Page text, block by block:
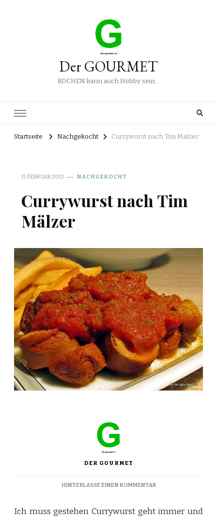
Der GOURMET
KOCHEN kann auch Hobby sein…
Startseite Nachgekocht Currywurst nach Tim Mälzer
11. FEBRUAR 2013 NACHGEKOCHT
Currywurst nach Tim
Mälzer
DER GOURMET
HINTERLASSE EINEN KOMMENTARZU
TIM
Ich muss gestehen Currywurst geht immer und